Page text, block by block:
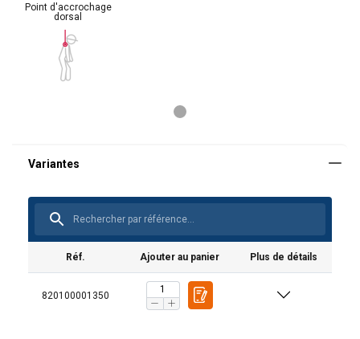
Point d'accrochage
dorsal
Réf. Ajouter au panier Plus de détails
820100001350
Matériau:
Marquage:
Norme: